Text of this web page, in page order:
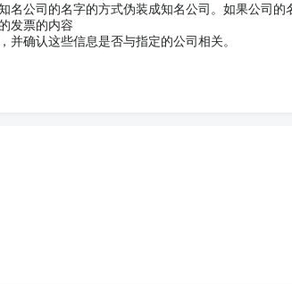
名公司的名字的方式伪装成知名公司。如果公司的
发票的内容
并确认这些信息是否与指定的公司相关。